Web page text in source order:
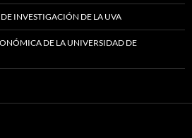
INVESTIGACIÓN DE LA UVA
DE LA UNIVERSIDAD DE